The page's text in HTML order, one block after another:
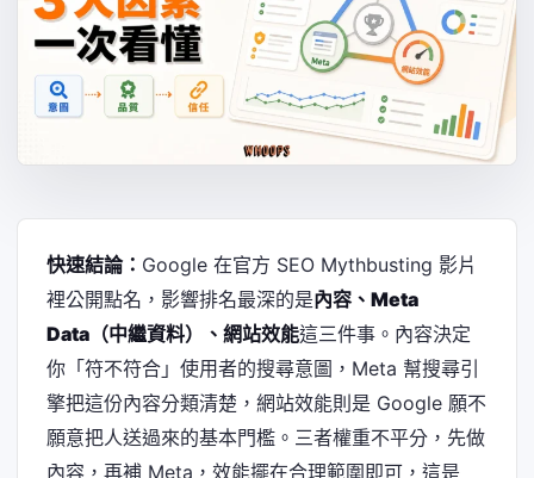
快速結論： Google 在官方 SEO Mythbusting 影片
裡公開點名，影響排名最深的是內容、Meta
Data（中繼資料）、網站效能這三件事。內容決定
你「符不符合」使用者的搜尋意圖，Meta 幫搜尋引
擎把這份內容分類清楚，網站效能則是 Google 願不
願意把人送過來的基本門檻。三者權重不平分，先做
內容，再補 Meta，效能擺在合理範圍即可，這是